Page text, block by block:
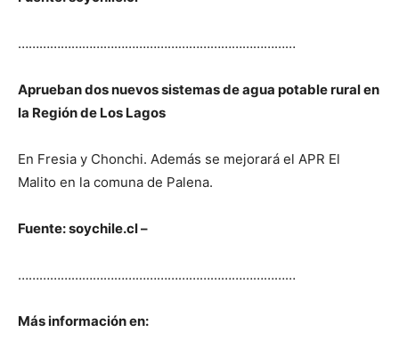
……………………………………………………………………
Aprueban dos nuevos sistemas de agua potable rural en
la Región de Los Lagos
En Fresia y Chonchi. Además se mejorará el APR El
Malito en la comuna de Palena.
Fuente: soychile.cl –
……………………………………………………………………
Más información en: